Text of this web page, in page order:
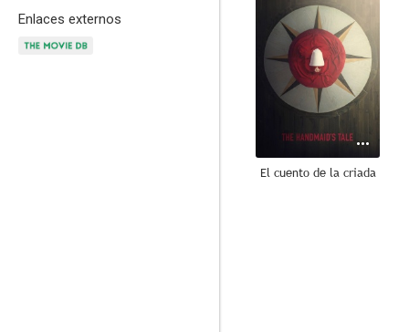
Enlaces externos
El cuento de la criada